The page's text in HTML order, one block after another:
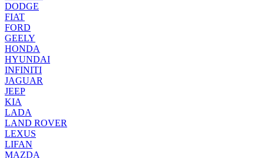
DODGE
FIAT
FORD
GEELY
HONDA
HYUNDAI
INFINITI
JAGUAR
JEEP
KIA
LADA
LAND ROVER
LEXUS
LIFAN
MAZDA